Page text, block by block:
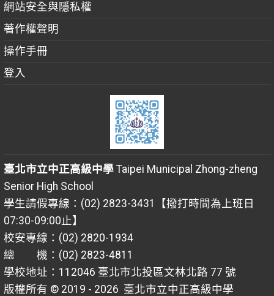
網站安全與隱私權
著作權聲明
操作手冊
登入
臺北市立中正高級中學Taipei Municipal Zhong-zheng
Senior High School
學生請假專線：(02) 2823-3431【撥打時間為上班日
07:30-09:00止】
校安專線：(02) 2820-1934
總 機：(02) 2823-4811
學校地址：112046 臺北市北投區文林北路 77 號
版權所有 © 2019 - 2026 臺北市立中正高級中學